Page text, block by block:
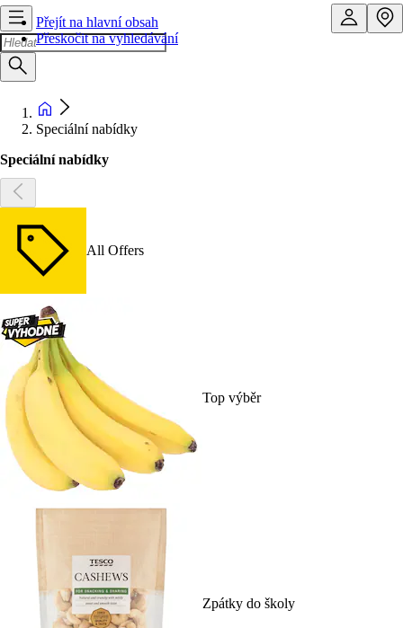
Přejít na hlavní obsah
Přeskočit na vyhledávání
Speciální nabídky
Speciální nabídky
All Offers
Top výběr
Zpátky do školy